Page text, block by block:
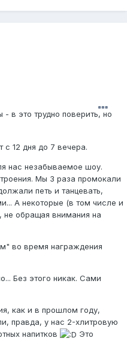
- в это трудно поверить, но
с 12 дня до 7 вечера.
нас незабываемое шоу.
Мы 3 раза промокали
петь и танцевать,
А некоторые (в том числе и
не обращая внимания на
во время награждения
Без этого никак. Сами
как и в прошлом году,
правда, у нас 2-хлитровую
напитков
Это